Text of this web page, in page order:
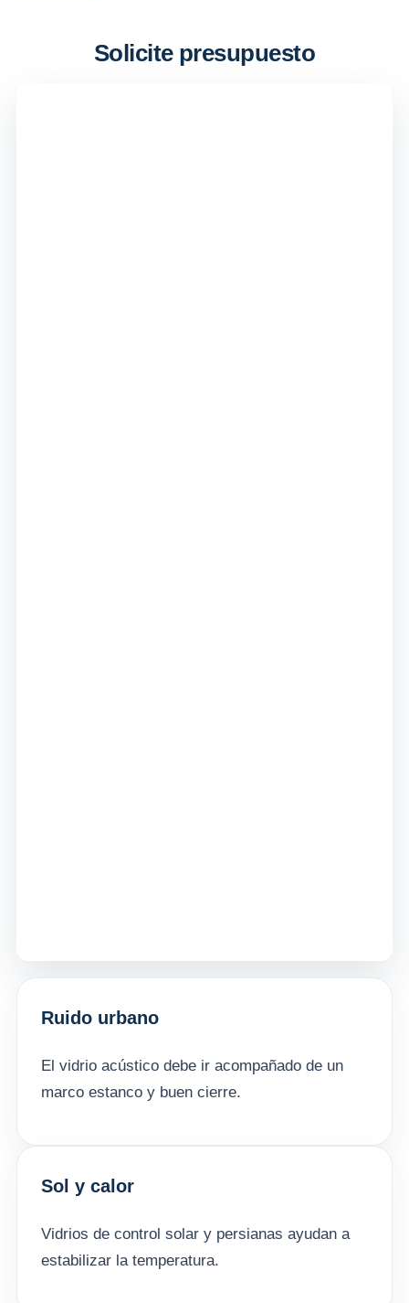
Solicite presupuesto
Ruido urbano
El vidrio acústico debe ir acompañado de un
marco estanco y buen cierre.
Sol y calor
Vidrios de control solar y persianas ayudan a
estabilizar la temperatura.